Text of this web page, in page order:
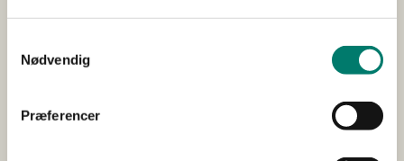
Nødvendig
Præferencer
og videnskabelige erfaringer.
Sagens fotodokumentation understøtter den af en